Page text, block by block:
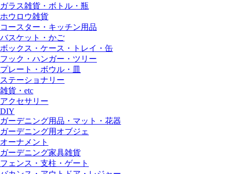
ガラス雑貨・ボトル・瓶
ホウロウ雑貨
コースター・キッチン用品
バスケット・かご
ボックス・ケース・トレイ・缶
フック・ハンガー・ツリー
プレート・ボウル・皿
ステーショナリー
雑貨・etc
アクセサリー
DIY
ガーデニング用品・マット・花器
ガーデニング用オブジェ
オーナメント
ガーデニング家具雑貨
フェンス・支柱・ゲート